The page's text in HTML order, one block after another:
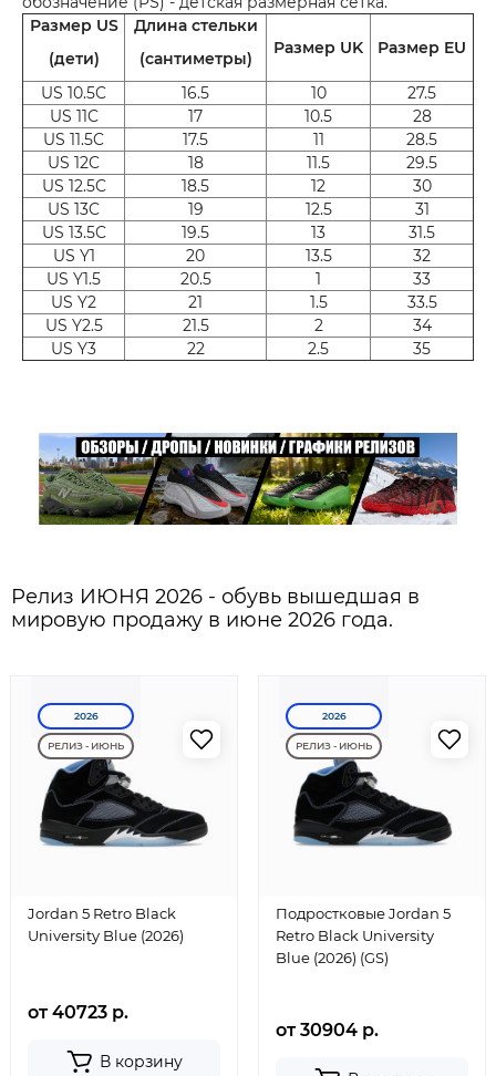
Размер US
(дети)
Длина стельки
(сантиметры)
Размер UK Размер EU
US 10.5C 16.5 10
27.5
US 11C
17 10.5
28
US 11.5C
17.5 11
28.5
US 12C
18 11.5
29.5
US 12.5C
18.5 12
30
US 13C
19 12.5
31
US 13.5C
19.5 13
31.5
US Y1
20 13.5
32
US Y1.5
20.5 1
33
US Y2
21 1.5
33.5
US Y2.5
21.5 2
34
US Y3
22 2.5 35
Релиз ИЮНЯ 2026 - обувь вышедшая в
мировую продажу в июне 2026 года.
2026
РЕЛИЗ - ИЮНЬ
Jordan 5 Retro Black
University Blue (2026)
от 40723 р.
В корзину
2026
РЕЛИЗ - ИЮНЬ
Подростковые Jordan 5
Retro Black University
Blue (2026) (GS)
от 30904 р.